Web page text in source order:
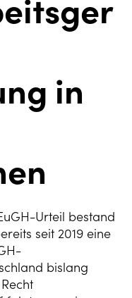
in
Urteil bestand
seit 2019 eine
bislang